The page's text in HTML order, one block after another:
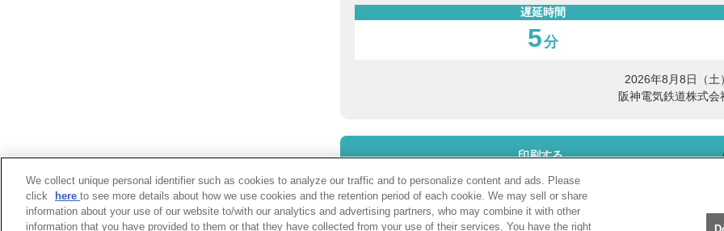
遅延時間
5分
2026年8月8日（土）
阪神電気鉄道株式会
印刷する
PDF表示
We collect unique personal identifier such as cookies to analyze our traffic and to personalize content and ads. Please
click
here to see more details about how we use cookies and the retention period of each cookie. We may sell or share
information about your use of our website to/with our analytics and advertising partners, who may combine it with other
information that you have provided to them or that they have collected from your use of their services. You have the right